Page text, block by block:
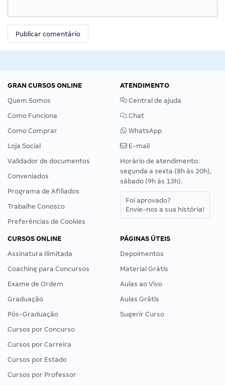
GRAN CURSOS ONLINE
Quem Somos
Como Funciona
Como Comprar
Loja Social
Validador de documentos
Conveniados
Programa de Afiliados
Trabalhe Conosco
Preferências de Cookies
ATENDIMENTO
Central de ajuda
Chat
WhatsApp
E-mail
Horário de atendimento:
segunda a sexta (8h às 20h),
sábado (9h às 13h).
Foi aprovado?
Envie-nos a sua história!
CURSOS ONLINE
Assinatura Ilimitada
Coaching para Concursos
Exame de Ordem
Graduação
Pós-Graduação
Cursos por Concurso
Cursos por Carreira
Cursos por Estado
Cursos por Professor
PÁGINAS ÚTEIS
Depoimentos
Material Grátis
Aulas ao Vivo
Aulas Grátis
Sugerir Curso